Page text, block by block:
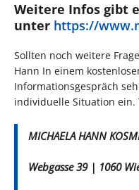
Weitere Infos gibt
unter https://
Sollten noch weitere
Hann In einem
Informationsgespräch
individuelle Situation ein.
MICHAELA HANN
Webgasse 39 | 1060